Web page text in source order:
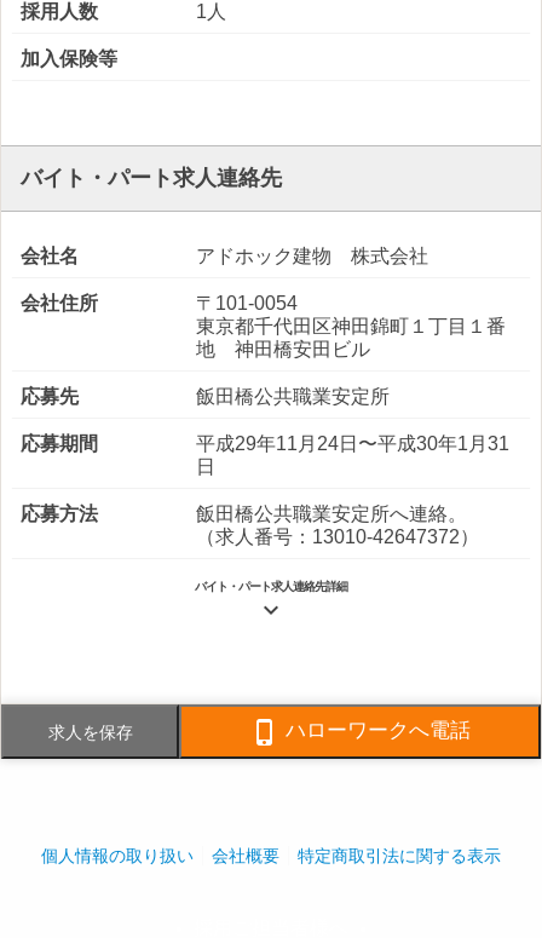
採用人数 1人
加入保険等
バイト・パート求人連絡先
会社名 アドホック建物 株式会社
会社住所
〒101-0054
東京都千代田区神田錦町１丁目１番
地 神田橋安田ビル
応募先 飯田橋公共職業安定所
応募期間
平成29年11月24日〜平成30年1月31
日
応募方法
飯田橋公共職業安定所へ連絡。
（求人番号：13010-42647372）
バイト・パート求人連絡先詳細

事業内容
建物総合管理、各種工事請負、植
栽・造園
求人を保存  ハローワークへ電話
個人情報の取り扱い 会社概要 特定商取引法に関する表示